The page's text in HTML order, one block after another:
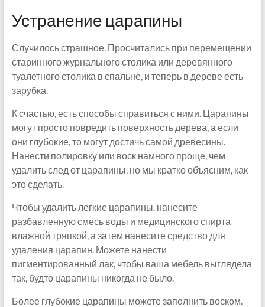
Устранение царапины
Случилось страшное. Просчитались при перемещении
старинного журнального столика или деревянного
туалетного столика в спальне, и теперь в дереве есть
зарубка.
К счастью, есть способы справиться с ними. Царапины
могут просто повредить поверхность дерева, а если
они глубокие, то могут достичь самой древесины.
Нанести полировку или воск намного проще, чем
удалить след от царапины, но мы кратко объясним, как
это сделать.
Чтобы удалить легкие царапины, нанесите
разбавленную смесь воды и медицинского спирта
влажной тряпкой, а затем нанесите средство для
удаления царапин. Можете нанести
пигментированный лак, чтобы ваша мебель выглядела
так, будто царапины никогда не было.
Более глубокие царапины можете заполнить воском.